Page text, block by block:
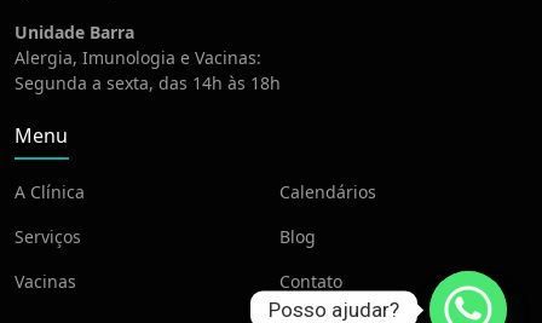
Unidade Barra
Alergia, Imunologia e Vacinas:
Segunda a sexta, das 14h às 18h
Menu
A Clínica
Serviços
Vacinas
Calendários
Blog
Contato
Posso ajudar?